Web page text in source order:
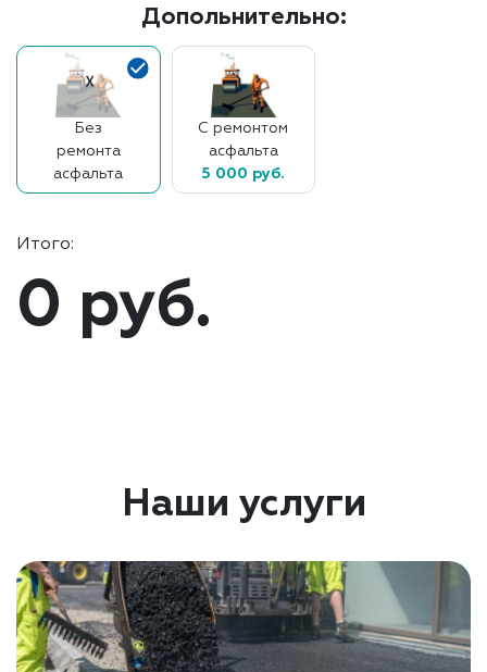
Допольнительно:
Без
ремонта
асфальта
С ремонтом
асфальта
5 000 руб.
Итого:
0 руб.
Наши услуги